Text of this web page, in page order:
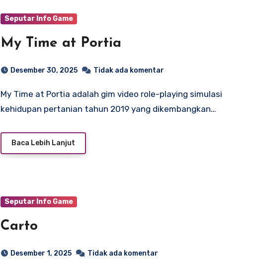
Seputar Info Game
My Time at Portia
Desember 30, 2025 Tidak ada komentar
My Time at Portia adalah gim video role-playing simulasi
kehidupan pertanian tahun 2019 yang dikembangkan…
Baca Lebih Lanjut
Seputar Info Game
Carto
Desember 1, 2025 Tidak ada komentar